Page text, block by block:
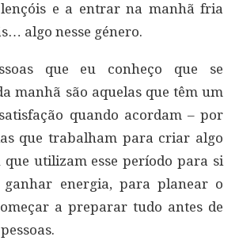
e a entrar na manhã fria
algo nesse género.
que eu conheço que se
manhã são aquelas que têm um
quando acordam – por
que trabalham para criar algo
que utilizam esse período para si
energia, para planear o
a preparar tudo antes de